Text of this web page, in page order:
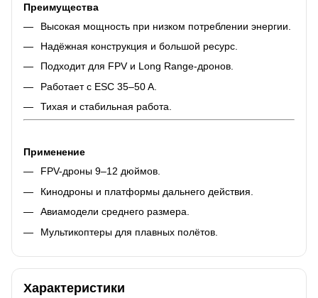
Преимущества
Высокая мощность при низком потреблении энергии.
Надёжная конструкция и большой ресурс.
Подходит для FPV и Long Range-дронов.
Работает с ESC 35–50 A.
Тихая и стабильная работа.
Применение
FPV-дроны 9–12 дюймов.
Кинодроны и платформы дальнего действия.
Авиамодели среднего размера.
Мультикоптеры для плавных полётов.
Характеристики